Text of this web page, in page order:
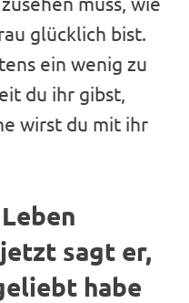
glücklich bist.
ein wenig zu
du ihr gibst,
wirst du mit ihr
sagt er,
habe